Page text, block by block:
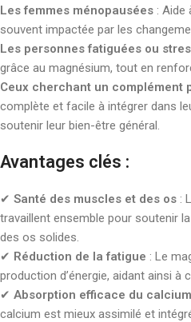
Les femmes ménopausées : Aide
souvent impactée par les
Les personnes fatiguées ou
grâce au magnésium, tout en
Ceux cherchant un complément
complète et facile à intégrer dans
soutenir leur bien-être général.
Avantages clés :
✔ Santé des muscles et des os :
travaillent ensemble pour soutenir
des os solides.
✔ Réduction de la fatigue : Le
production d’énergie, aidant ainsi à
✔ Absorption efficace du calcium
calcium est mieux assimilé et